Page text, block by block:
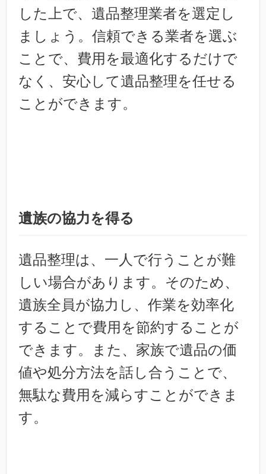
した上で、遺品整理業者を選定し
ましょう。信頼できる業者を選ぶ
ことで、費用を最適化するだけで
なく、安心して遺品整理を任せる
ことができます。
遺族の協力を得る
遺品整理は、一人で行うことが難
しい場合があります。そのため、
遺族全員が協力し、作業を効率化
することで費用を節約することが
できます。また、家族で遺品の価
値や処分方法を話し合うことで、
無駄な費用を減らすことができま
す。